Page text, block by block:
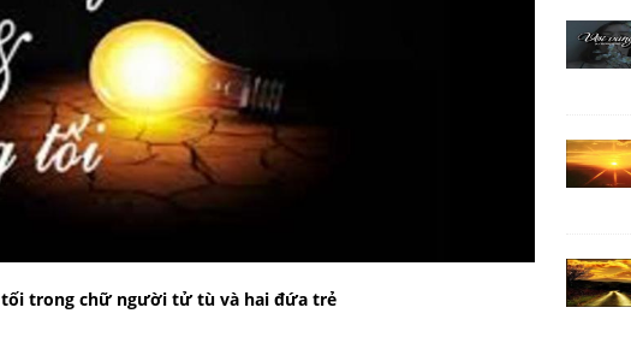
tối trong chữ người tử tù và hai đứa trẻ